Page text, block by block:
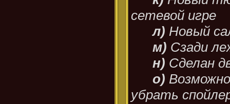
сетевой игре
л) Новый
м) Сзади
н) Сделан
о)
убрать